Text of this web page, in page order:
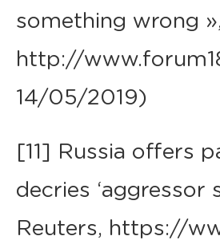
something wrong
http://
14/05/2019)
[11] Russia offers
decries ‘aggressor
Reuters, https://